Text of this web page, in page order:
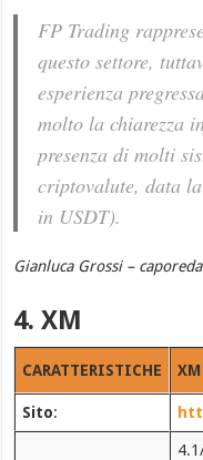
FP Trading
questo settore,
esperienza
molto la chiarezza
presenza di molti
criptovalute, data
in USDT).
Gianluca Grossi –
4. XM
CARATTERISTICHE XM
Sito: